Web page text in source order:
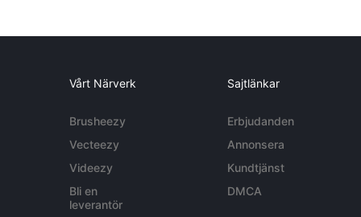
Vårt Närverk
Brusheezy
Vecteezy
Videezy
Bli en
leverantör
Sajtlänkar
Erbjudanden
Annonsera
Kundtjänst
DMCA